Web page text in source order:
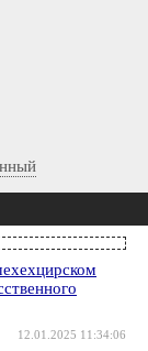
12.01.2025 11:34:06